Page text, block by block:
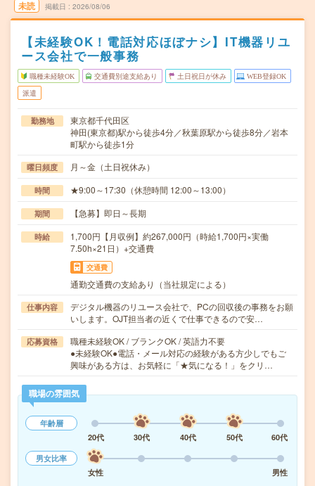
未読 掲載日 2026/08/06
【未経験OK！電話対応ほぼナシ】IT機器リユ
ース会社で一般事務
職種未経験OK 交通費別途支給あり 土日祝日が休み WEB登録OK
派遣
勤務地
東京都千代田区
神田(東京都)駅から徒歩4分／秋葉原駅から徒歩8分／岩本
町駅から徒歩1分
曜日頻度 月～金（土日祝休み）
時間 ★9:00～17:30（休憩時間 12:00～13:00）
期間 【急募】即日～長期
時給
1,700円【月収例】約267,000円（時給1,700円×実働
7.50h×21日）+交通費
交通費
通勤交通費の支給あり（当社規定による）
仕事内容
デジタル機器のリユース会社で、PCの回収後の事務をお願
いします。OJT担当者の近くで仕事できるので安…
応募資格
職種未経験OK / ブランクOK / 英語力不要
●未経験OK●電話・メール対応の経験がある方少しでもご
興味がある方は、お気軽に「★気になる！」をクリ…
職場の雰囲気
年齢層
20代
30代 40代 50代
60代
男女比率
女性
男性